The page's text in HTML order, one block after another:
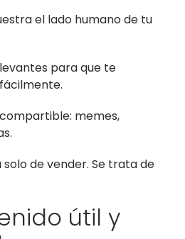
el lado humano de tu
para que te
memes,
de vender. Se trata de
útil y